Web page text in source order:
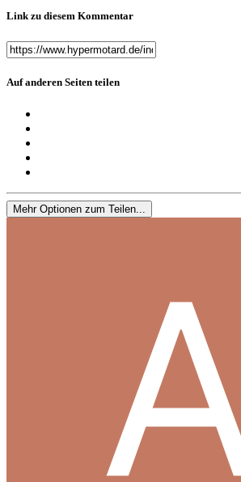
Link zu diesem Kommentar
Auf anderen Seiten teilen
Mehr Optionen zum Teilen...